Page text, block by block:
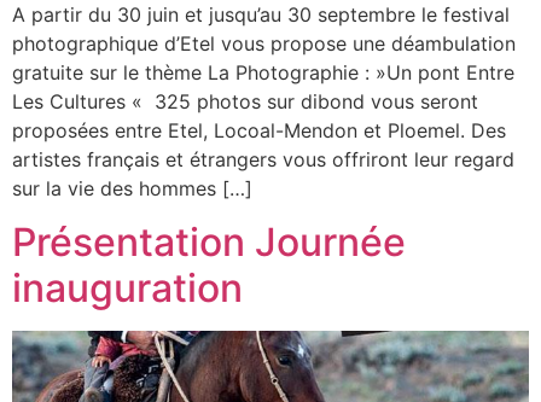
A partir du 30 juin et jusqu’au 30 septembre le festival
photographique d’Etel vous propose une déambulation
gratuite sur le thème La Photographie : »Un pont Entre
Les Cultures « 325 photos sur dibond vous seront
proposées entre Etel, Locoal-Mendon et Ploemel. Des
artistes français et étrangers vous offriront leur regard
sur la vie des hommes […]
Présentation Journée
inauguration